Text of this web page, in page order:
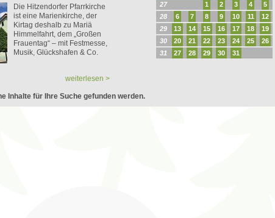
Die Hitzendorfer Pfarrkirche
ist eine Marienkirche, der
Kirtag deshalb zu Mariä
Himmelfahrt, dem „Großen
Frauentag“ – mit Festmesse,
Musik, Glückshafen & Co.
weiterlesen >
27
1 2 3 4
5
28
6 7 8 9 10 11
12
29
13 14 15 16 17 18
19
30
20 21 22 23 24 25
26
31
27 28 29 30 31
Inhalte für Ihre Suche gefunden werden.